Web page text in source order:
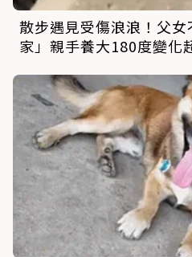
散步遇見受傷浪浪！父
家」親手養大180度變化